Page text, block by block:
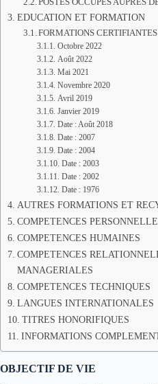
EDUCATION ET FORMATION
FORMATIONS CERTIFIANTES
Octobre 2022
Août 2022
Mai 2021
Novembre 2020
Avril 2019
Janvier 2019
Date : Août 2018
Date : 2007
Date : 2004
Date : 2003
Date : 2002
Date : 1976
AUTRES FORMATIONS ET
COMPETENCES
COMPETENCES HUMAINES
COMPETENCES
MANAGERIALES
COMPETENCES TECHNIQUES
LANGUES INTERNATIONALES
TITRES HONORIFIQUES
INFORMATIONS
OBJECTIF DE VIE